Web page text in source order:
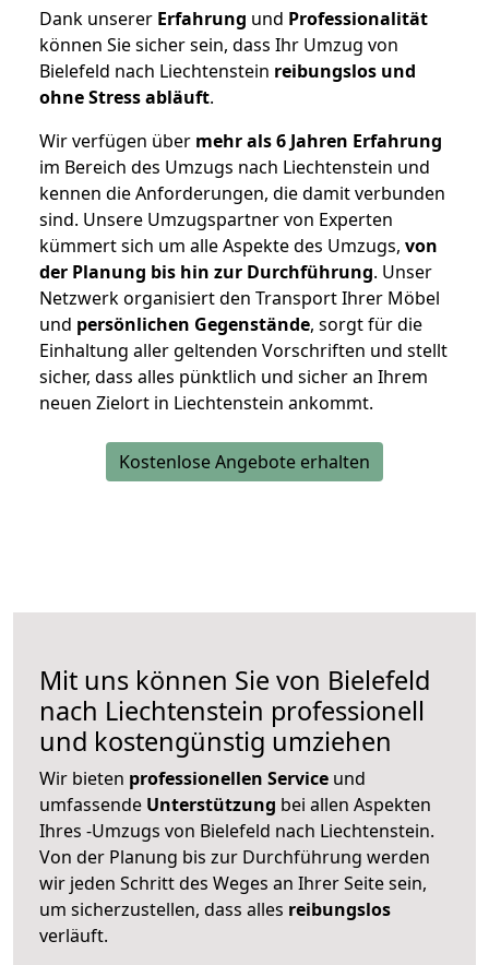
Dank unserer Erfahrung und Professionalität
können Sie sicher sein, dass Ihr Umzug von
Bielefeld nach Liechtenstein reibungslos und
ohne Stress abläuft.
Wir verfügen über mehr als 6 Jahren Erfahrung
im Bereich des Umzugs nach Liechtenstein und
kennen die Anforderungen, die damit verbunden
sind. Unsere Umzugspartner von Experten
kümmert sich um alle Aspekte des Umzugs, von
der Planung bis hin zur Durchführung. Unser
Netzwerk organisiert den Transport Ihrer Möbel
und persönlichen Gegenstände, sorgt für die
Einhaltung aller geltenden Vorschriften und stellt
sicher, dass alles pünktlich und sicher an Ihrem
neuen Zielort in Liechtenstein ankommt.
Kostenlose Angebote erhalten
Mit uns können Sie von Bielefeld
nach Liechtenstein professionell
und kostengünstig umziehen
Wir bieten professionellen Service und
umfassende Unterstützung bei allen Aspekten
Ihres -Umzugs von Bielefeld nach Liechtenstein.
Von der Planung bis zur Durchführung werden
wir jeden Schritt des Weges an Ihrer Seite sein,
um sicherzustellen, dass alles reibungslos
verläuft.